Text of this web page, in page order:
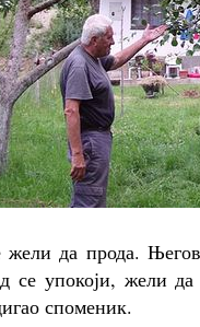
жели да прода.
се упокоји, жели
споменик.